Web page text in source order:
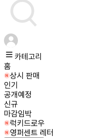
카테고리
홈
상시 판매
인기
공개예정
신규
마감임박
럭키드로우
영퍼센트 레터